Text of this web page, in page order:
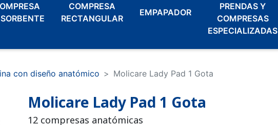
COMPRESA
RECTANGULAR
EMPAPADOR
PRENDAS Y
COMPRESAS
ESPECIALIZADAS
con diseño anatómico Molicare Lady Pad 1 Gota
Molicare Lady Pad 1 Gota
12 compresas anatómicas